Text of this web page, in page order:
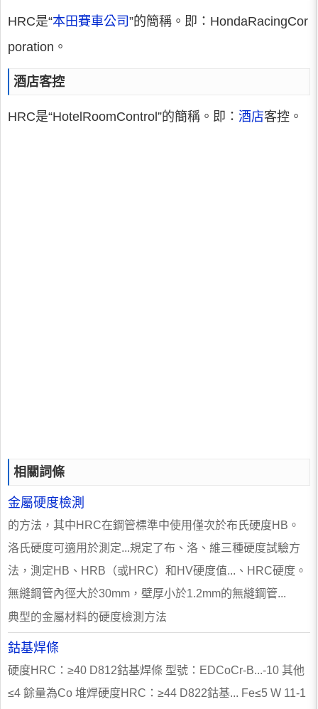
HRC是“本田賽車公司 ”的簡稱。即：HondaRacingCor
poration。
酒店客控
HRC是“HotelRoomControl”的簡稱。即： 酒店客控。
相關詞條
金屬硬度檢測
的方法，其中HRC在鋼管標準中使用僅次於布氏硬度HB。
洛氏硬度可適用於測定...規定了布、洛、維三種硬度試驗方
法，測定HB、HRB（或HRC）和HV硬度值...、HRC硬度。
無縫鋼管內徑大於30mm，壁厚小於1.2mm的無縫鋼管...
典型的金屬材料的硬度檢測方法
鈷基焊條
硬度HRC：≥40 D812鈷基焊條 型號：EDCoCr-B...-10 其他
≤4 餘量為Co 堆焊硬度HRC：≥44 D822鈷基... Fe≤5 W 11-1